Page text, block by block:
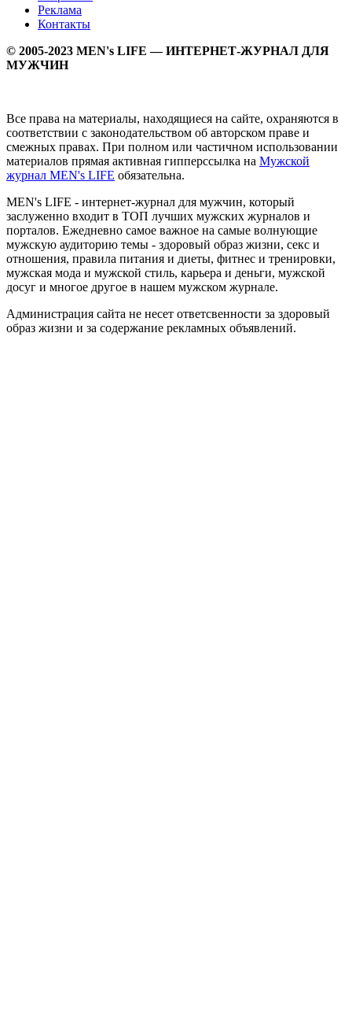
Реклама
Контакты
© 2005-2023 MEN's LIFE — ИНТЕРНЕТ-ЖУРНАЛ ДЛЯ
МУЖЧИН
Все права на материалы, находящиеся на сайте, охраняются в
соответствии с законодательством об авторском праве и
смежных правах. При полном или частичном использовании
материалов прямая активная гипперссылка на Мужской
журнал MEN's LIFE обязательна.
MEN's LIFE - интернет-журнал для мужчин, который
заслуженно входит в ТОП лучших мужских журналов и
порталов. Ежедневно самое важное на самые волнующие
мужскую аудиторию темы - здоровый образ жизни, секс и
отношения, правила питания и диеты, фитнес и тренировки,
мужская мода и мужской стиль, карьера и деньги, мужской
досуг и многое другое в нашем мужском журнале.
Администрация сайта не несет ответсвенности за здоровый
образ жизни и за содержание рекламных объявлений.